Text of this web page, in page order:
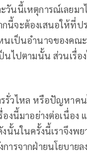
นนี้เหตุการณ์เลยม
นี้จะต้องเสนอให้ที่
เป็นอำนาจของคณะ
นไปตามนั้น ส่วนเรื่อ
รั่วไหล หรือปัญหาค
งนี้มาอย่างต่อเนื่อง
นั้นในครั้งนี้เราจึงพ
ารจากฝ่ายนโยบาย